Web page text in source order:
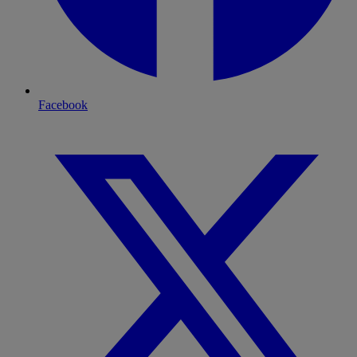
Facebook